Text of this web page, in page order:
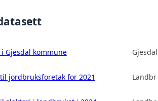
i Gjesdal kommune
jordbruksforetak for 2021